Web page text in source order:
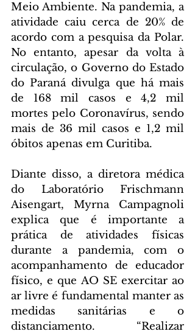
Meio Ambiente. Na pandemia, a
atividade caiu cerca de 20% de
acordo com a pesquisa da Polar.
No entanto, apesar da volta à
circulação, o Governo do Estado
do Paraná divulga que há mais
de 168 mil casos e 4,2 mil
mortes pelo Coronavírus, sendo
mais de 36 mil casos e 1,2 mil
óbitos apenas em Curitiba.
Diante disso, a diretora médica
do Laboratório Frischmann
Aisengart, Myrna Campagnoli
explica que é importante a
prática de atividades físicas
durante a pandemia, com o
acompanhamento de educador
físico, e que AO SE exercitar ao
ar livre é fundamental manter as
medidas sanitárias e o
distanciamento. “Realizar